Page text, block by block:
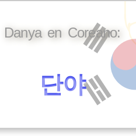
Danya en Coreano:
단야